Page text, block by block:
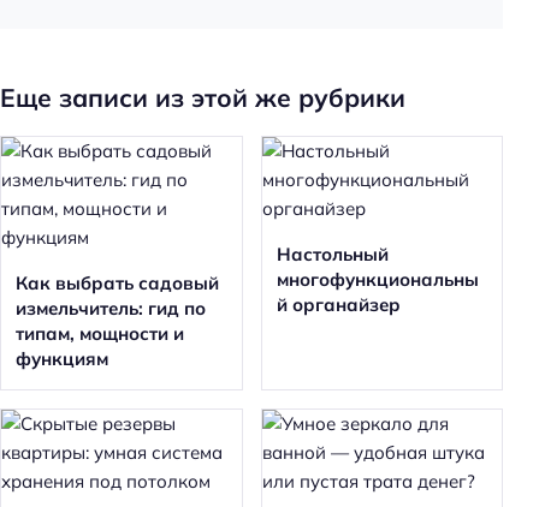
Еще записи из этой же рубрики
Как выбрать садовый
измельчитель: гид по
типам, мощности и
функциям
Настольный
многофункциональны
й органайзер